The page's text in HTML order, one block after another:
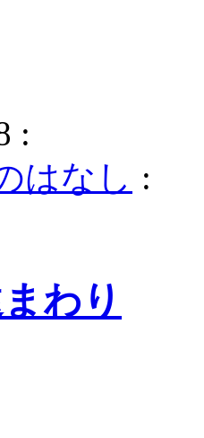
:
はなし :
わり